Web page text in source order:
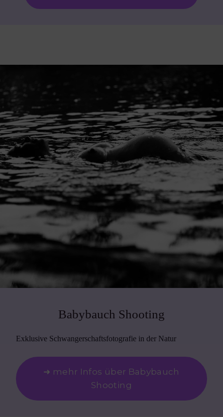
Babybauch Shooting
Exklusive Schwangerschaftsfotografie in der Natur
➜ mehr Infos über Babybauch
Shooting